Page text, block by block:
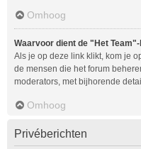
Omhoog
Waarvoor dient de "Het
Als je op deze link klikt, kom je
de mensen die het forum
moderators, met bijhorende
Omhoog
Privéberichten